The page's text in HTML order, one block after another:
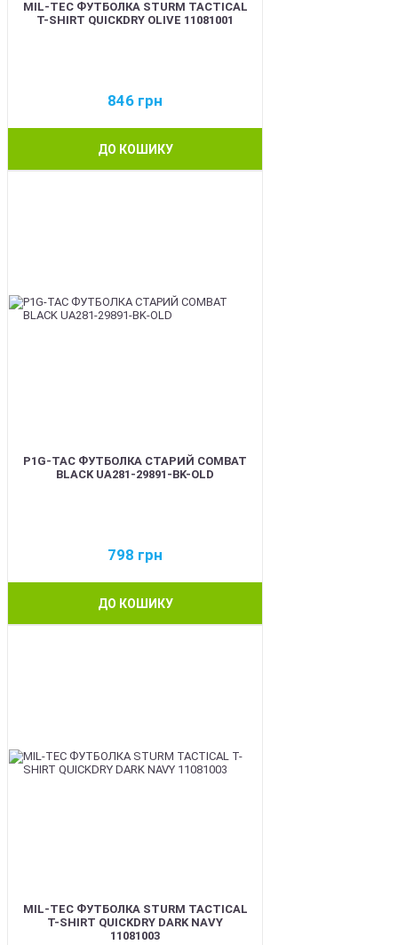
MIL-TEC ФУТБОЛКА STURM TACTICAL
T-SHIRT QUICKDRY OLIVE 11081001
846 грн
ДО КОШИКУ
P1G-TAC ФУТБОЛКА СТАРИЙ COMBAT
BLACK UA281-29891-BK-OLD
798 грн
ДО КОШИКУ
MIL-TEC ФУТБОЛКА STURM TACTICAL
T-SHIRT QUICKDRY DARK NAVY
11081003